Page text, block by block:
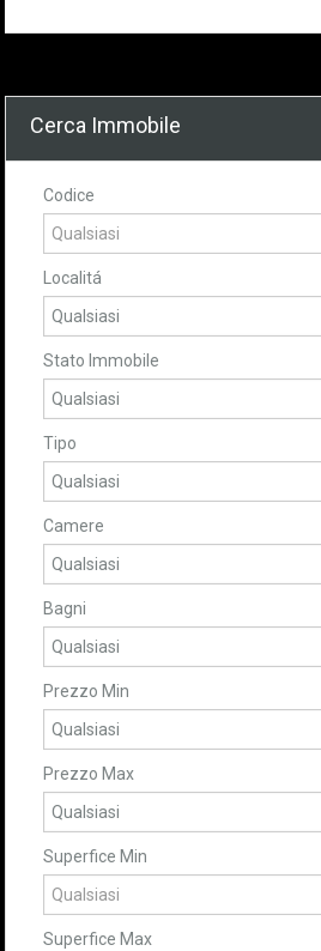
Cerca Immobile
Codice
Localitá
Stato Immobile
Tipo
Camere
Bagni
Prezzo Min
Prezzo Max
Superfice Min
Superfice Max